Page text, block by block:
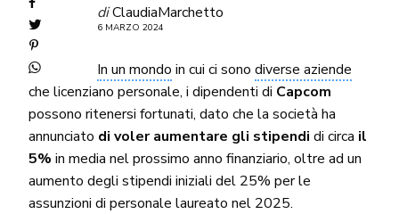
diClaudiaMarchetto
6 MARZO 2024
In un mondo in cui ci sono diverse aziende
che licenziano personale, i dipendenti di Capcom
possono ritenersi fortunati, dato che la società ha
annunciato di voler aumentare gli stipendi di circa il
5% in media nel prossimo anno finanziario, oltre ad un
aumento degli stipendi iniziali del 25% per le
assunzioni di personale laureato nel 2025.